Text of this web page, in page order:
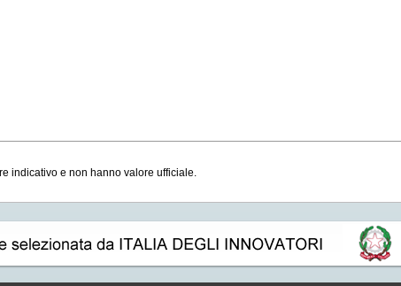
indicativo e non hanno valore ufficiale.